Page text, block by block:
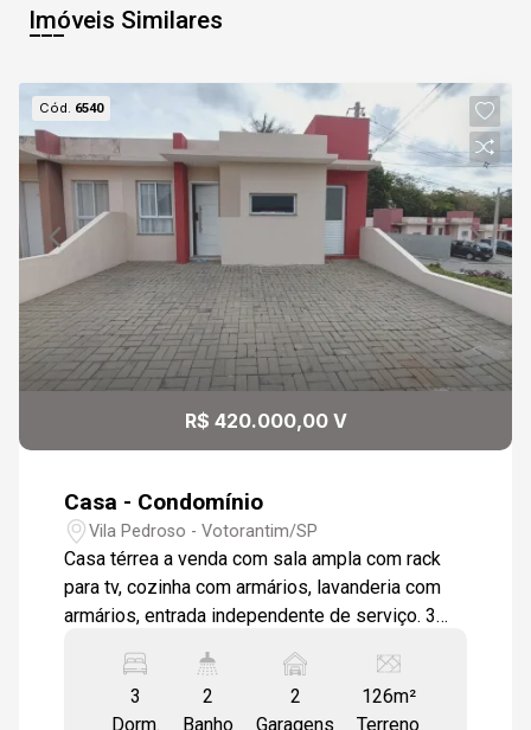
Imóveis Similares
Cód. 6540
R$ 420.000,00 V
Casa - Condomínio
Vila Pedroso - Votorantim/SP
Casa térrea a venda com sala ampla com rack
para tv, cozinha com armários, lavanderia com
armários, entrada independente de serviço. 3
modulados. wc social, banheiros com box em
vidro, gabinetes e espelhos. Casa toda em piso
3
Dorm.
2
Banho
2
Garagens
126m²
Terreno